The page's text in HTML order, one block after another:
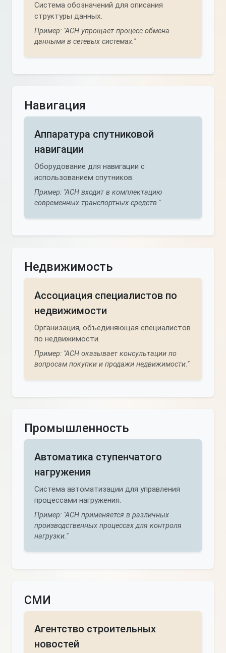
Система обозначений для описания
структуры данных.
Пример: "АСН упрощает процесс обмена
данными в сетевых системах."
Навигация
Аппаратура спутниковой
навигации
Оборудование для навигации с
использованием спутников.
Пример: "АСН входит в комплектацию
современных транспортных средств."
Недвижимость
Ассоциация специалистов по
недвижимости
Организация, объединяющая специалистов
по недвижимости.
Пример: "АСН оказывает консультации по
вопросам покупки и продажи недвижимости."
Промышленность
Автоматика ступенчатого
нагружения
Система автоматизации для управления
процессами нагружения.
Пример: "АСН применяется в различных
производственных процессах для контроля
нагрузки."
СМИ
Агентство строительных
новостей